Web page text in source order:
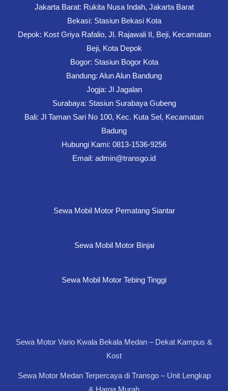
Jakarta Barat: Rukita Nusa Indah, Jakarta Barat
Bekasi: Stasiun Bekasi Kota
Depok: Kost Griya Rafalio, Jl. Rajawali II, Beji, Kecamatan
Beji, Kota Depok
Bogor: Stasiun Bogor Kota
Bandung: Alun Alun Bandung
Jogja: Jl Jagalan
Surabaya: Stasiun Surabaya Gubeng
Bali: Jl Taman Sari No 100, Kec. Kuta Sel, Kecamatan
Badung
Hubungi Kami: 0813-1536-9256
Email: admin@transgo.id
Sewa Mobil Motor Pematang Siantar
Sewa Mobil Motor Binjai
Sewa Mobil Motor Tebing Tinggi
Sewa Motor Vario Kwala Bekala Medan – Dekat Kampus &
Kost
Sewa Motor Medan Terpercaya di Transgo – Unit Lengkap